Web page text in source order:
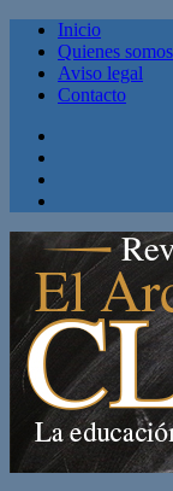
Inicio
Quienes somos
Aviso legal
Contacto